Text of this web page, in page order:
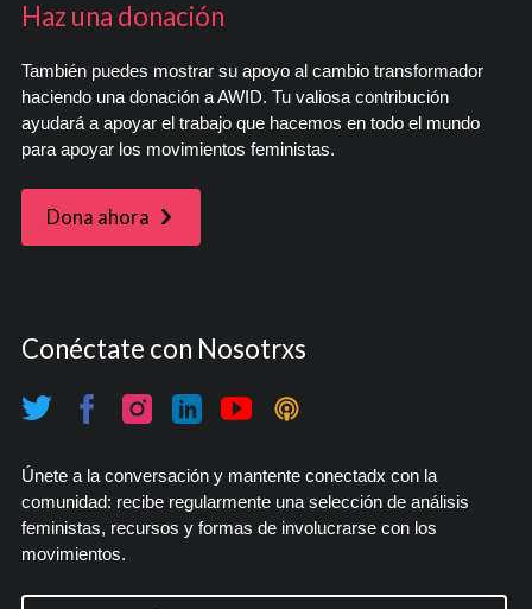
Haz una donación
También puedes mostrar su apoyo al cambio transformador
haciendo una donación a AWID. Tu valiosa contribución
ayudará a apoyar el trabajo que hacemos en todo el mundo
para apoyar los movimientos feministas.
Dona ahora
Conéctate con Nosotrxs
Únete a la conversación y mantente conectadx con la
comunidad: recibe regularmente una selección de análisis
feministas, recursos y formas de involucrarse con los
movimientos.